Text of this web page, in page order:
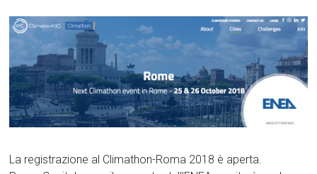
La registrazione al Climathon-Roma 2018 è aperta.